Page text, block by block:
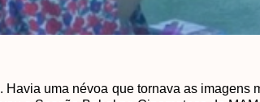
Havia uma névoa que tornava as